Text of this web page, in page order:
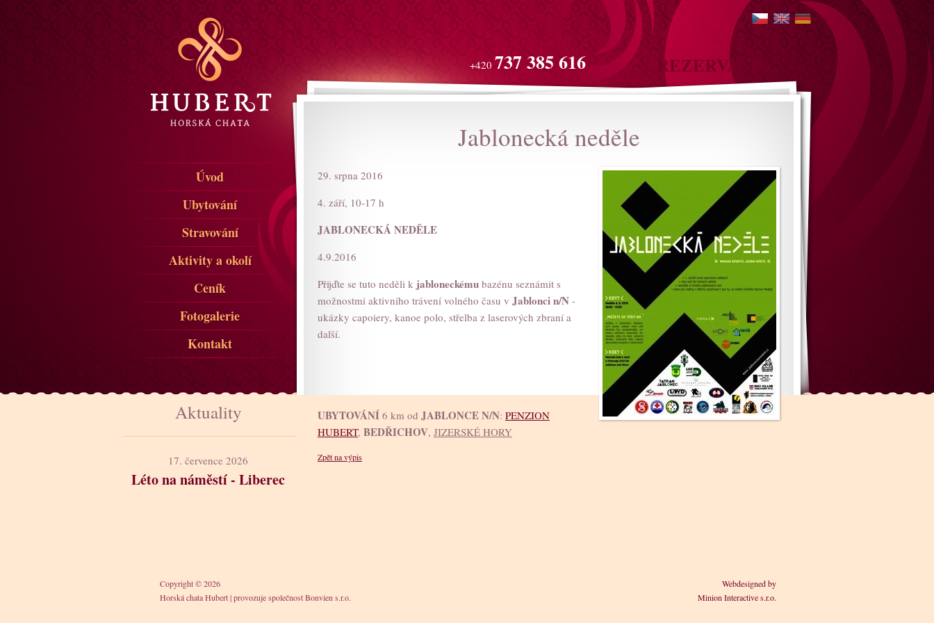
Úvod
Ubytování
Stravování
Aktivity a okolí
Ceník
Fotogalerie
Kontakt
+420 737 385 616 REZERVACE
Jablonecká neděle
29. srpna 2016
4. září, 10-17 h
JABLONECKÁ NEDĚLE
4.9.2016
Přijďte se tuto neděli k jabloneckému bazénu seznámit s
možnostmi aktivního trávení volného času v Jablonci n/N -
ukázky capoiery, kanoe polo, střelba z laserových zbraní a
další.
UBYTOVÁNÍ 6 km od JABLONCE N/N: PENZION
HUBERT, BEDŘICHOV, JIZERSKÉ HORY
Zpět na výpis
Aktuality
17. července 2026
Léto na náměstí - Liberec
Copyright © 2026
Horská chata Hubert|provozuje společnost Bonvien s.r.o.
Webdesigned by
Minion Interactive s.r.o.